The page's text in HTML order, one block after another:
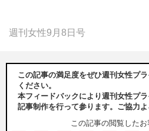
週刊女性9月8日号
この記事の満足度をぜひ週刊女性プ
ください。
本フィードバックにより週刊女性プラ
記事制作を行って参ります。ご協力よ
この記事の閲覧した